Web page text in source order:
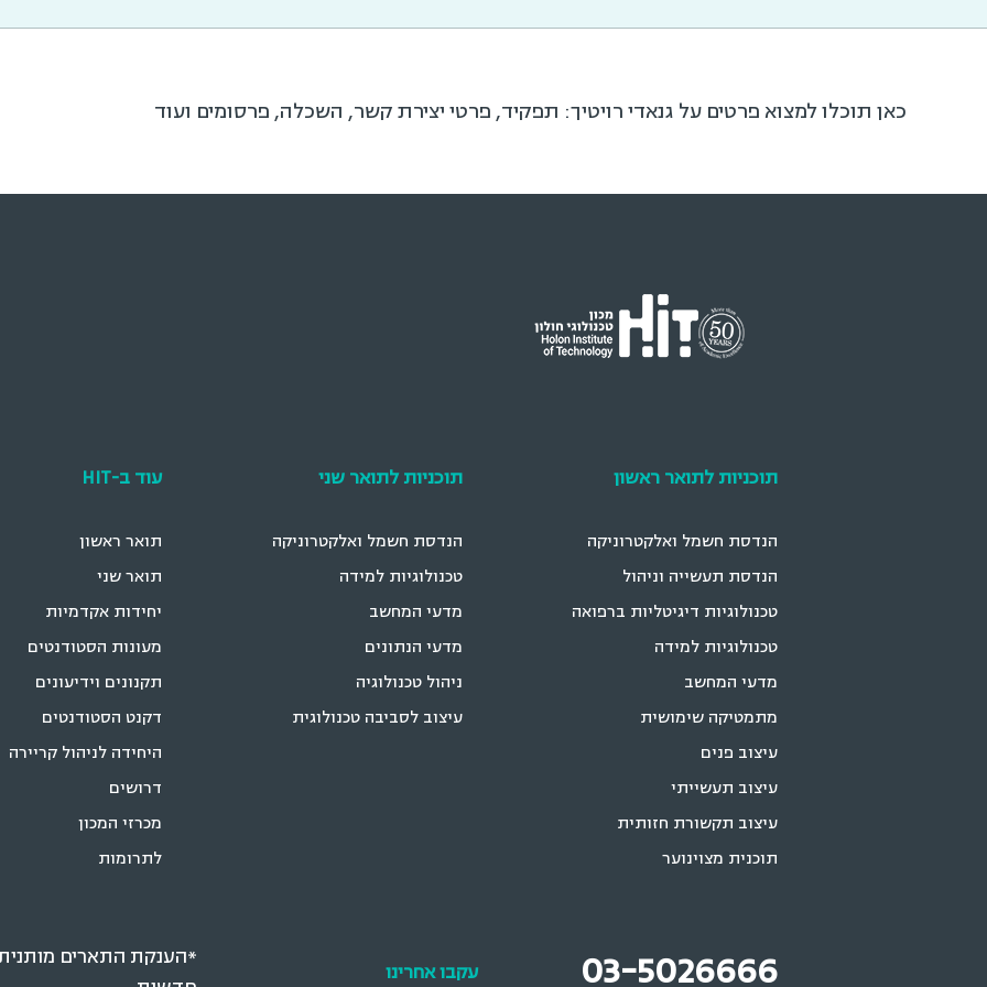
כאן תוכלו למצוא פרטים על גנאדי רויטיך: תפקיד, פרטי יצירת קשר, השכלה, פרסומים ועוד
תוכניות לתואר ראשון
הנדסת חשמל ואלקטרוניקה
הנדסת תעשייה וניהול
טכנולוגיות דיגיטליות ברפואה
טכנולוגיות למידה
מדעי המחשב
מתמטיקה שימושית
עיצוב פנים
עיצוב תעשייתי
עיצוב תקשורת חזותית
תוכנית מצוינוער
תוכניות לתואר שני
הנדסת חשמל ואלקטרוניקה
טכנולוגיות למידה
מדעי המחשב
מדעי הנתונים
ניהול טכנולוגיה
עיצוב לסביבה טכנולוגית
עוד ב-HIT
תואר ראשון
תואר שני
יחידות אקדמיות
מעונות הסטודנטים
תקנונים וידיעונים
דקנט הסטודנטים
היחידה לניהול קריירה
דרושים
מכרזי המכון
לתרומות
03-5026666 עקבו אחרינו
*הענקת התארים